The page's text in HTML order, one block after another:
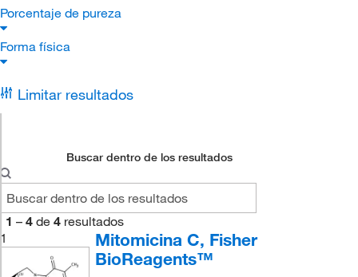
Porcentaje de pureza
Forma física
Limitar resultados
Buscar dentro de los resultados
1 – 4 de 4 resultados
1
Mitomicina C, Fisher
BioReagents™